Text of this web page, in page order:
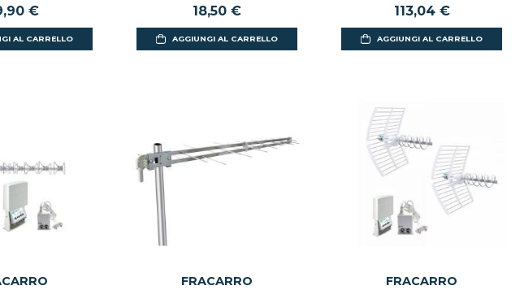
€
AL CARRELLO
18,50 €
AGGIUNGI AL CARRELLO
113,04 €
AGGIUNGI AL CARRELLO
FRACARRO FRACARRO